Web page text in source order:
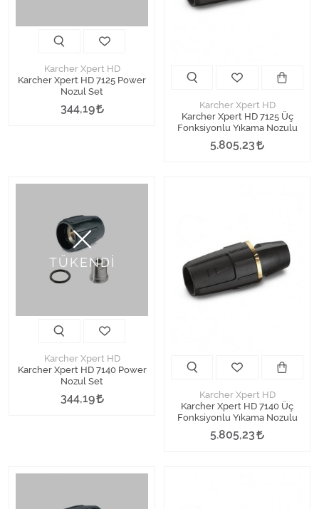
Tüm Kategorileri Gör
Karcher Xpert HD
Karcher Xpert HD 7125 Power
Nozul Set
344,19
Karcher Xpert HD
Karcher Xpert HD 7125 Üç
Fonksiyonlu Yıkama Nozulu
5.805,23
TÜKENDİ
Karcher Xpert HD
Karcher Xpert HD 7140 Power
Nozul Set
344,19
Karcher Xpert HD
Karcher Xpert HD 7140 Üç
Fonksiyonlu Yıkama Nozulu
5.805,23